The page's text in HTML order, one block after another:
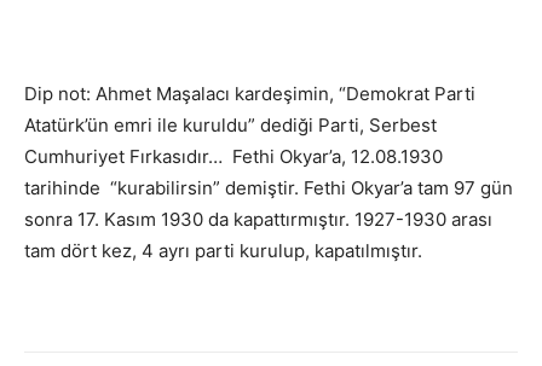
Dip not: Ahmet Maşalacı kardeşimin, “Demokrat Parti
Atatürk’ün emri ile kuruldu” dediği Parti, Serbest
Cumhuriyet Fırkasıdır… Fethi Okyar’a, 12.08.1930
tarihinde “kurabilirsin” demiştir. Fethi Okyar’a tam 97 gün
sonra 17. Kasım 1930 da kapattırmıştır. 1927-1930 arası
tam dört kez, 4 ayrı parti kurulup, kapatılmıştır.